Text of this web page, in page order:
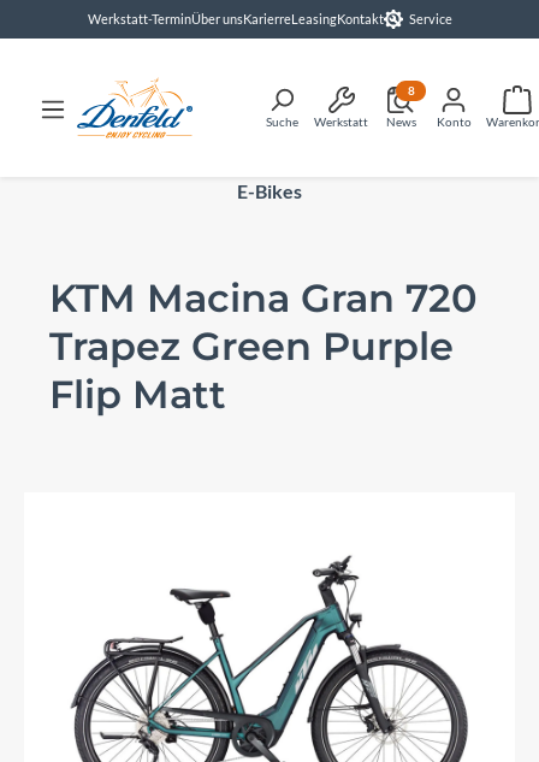
springenWerkstatt-TerminÜber unsKarierreLeasingKontakt Service
Suche Werkstatt News
8
Konto
E-Bikes
KTM Macina Gran 720
Trapez Green Purple
Flip Matt